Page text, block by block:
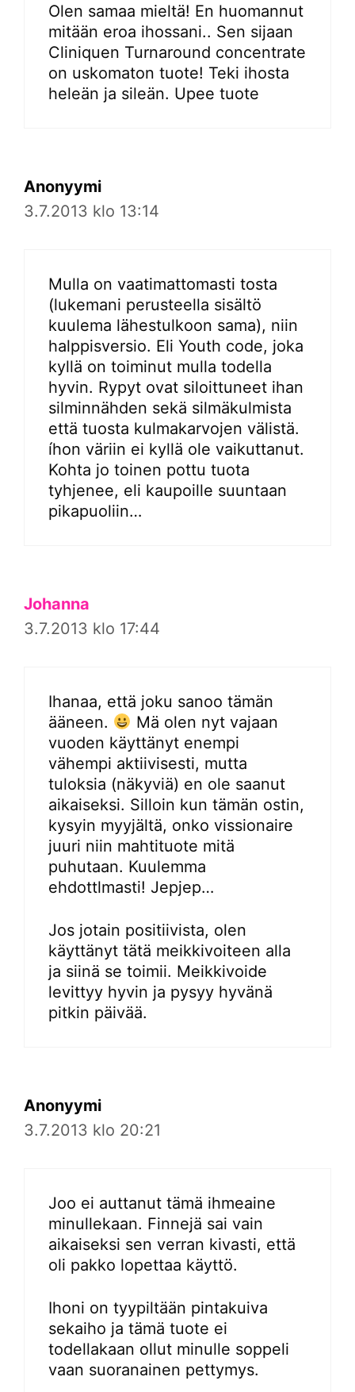
Olen samaa mieltä! En huomannut
mitään eroa ihossani.. Sen sijaan
Cliniquen Turnaround concentrate
on uskomaton tuote! Teki ihosta
heleän ja sileän. Upee tuote
Anonyymi
3.7.2013 klo 13:14
Mulla on vaatimattomasti tosta
(lukemani perusteella sisältö
kuulema lähestulkoon sama), niin
halppisversio. Eli Youth code, joka
kyllä on toiminut mulla todella
hyvin. Rypyt ovat siloittuneet ihan
silminnähden sekä silmäkulmista
että tuosta kulmakarvojen välistä.
íhon väriin ei kyllä ole vaikuttanut.
Kohta jo toinen pottu tuota
tyhjenee, eli kaupoille suuntaan
pikapuoliin…
Johanna
3.7.2013 klo 17:44
Ihanaa, että joku sanoo tämän
ääneen.
Mä olen nyt vajaan
vuoden käyttänyt enempi
vähempi aktiivisesti, mutta
tuloksia (näkyviä) en ole saanut
aikaiseksi. Silloin kun tämän ostin,
kysyin myyjältä, onko vissionaire
juuri niin mahtituote mitä
puhutaan. Kuulemma
ehdottlmasti! Jepjep…
Jos jotain positiivista, olen
käyttänyt tätä meikkivoiteen alla
ja siinä se toimii. Meikkivoide
levittyy hyvin ja pysyy hyvänä
pitkin päivää.
Anonyymi
3.7.2013 klo 20:21
Joo ei auttanut tämä ihmeaine
minullekaan. Finnejä sai vain
aikaiseksi sen verran kivasti, että
oli pakko lopettaa käyttö.
Ihoni on tyypiltään pintakuiva
sekaiho ja tämä tuote ei
todellakaan ollut minulle soppeli
vaan suoranainen pettymys.